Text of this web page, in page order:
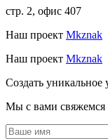
стр. 2, офис 407
Наш проект Mkznak
Наш проект Mkznak
Создать уникальное
Мы с вами свяжемся